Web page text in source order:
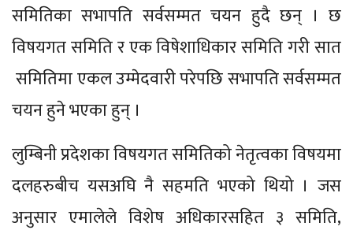
समितिका सभापति सर्वसम्मत चयन हुदै छन् । छ
विषयगत समिति र एक विषेशाधिकार समिति गरी सात
समितिमा एकल उम्मेदवारी परेपछि सभापति सर्वसम्मत
चयन हुने भएका हुन् ।
लुम्बिनी प्रदेशका विषयगत समितिको नेतृत्वका विषयमा
दलहरुबीच यसअघि नै सहमति भएको थियो । जस
अनुसार एमालेले विशेष अधिकारसहित ३ समिति,